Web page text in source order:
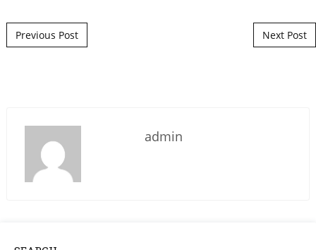
Post navigation
Previous Post Next Post
admin